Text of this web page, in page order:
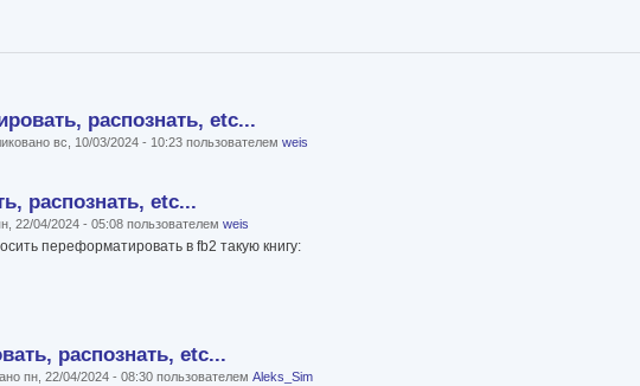
распознать, etc...
вс, 10/03/2024 - 10:23 пользователем weis
распознать, etc...
22/04/2024 - 05:08 пользователем weis
переформатировать в fb2 такую книгу:
распознать, etc...
пн, 22/04/2024 - 08:30 пользователем Aleks_Sim